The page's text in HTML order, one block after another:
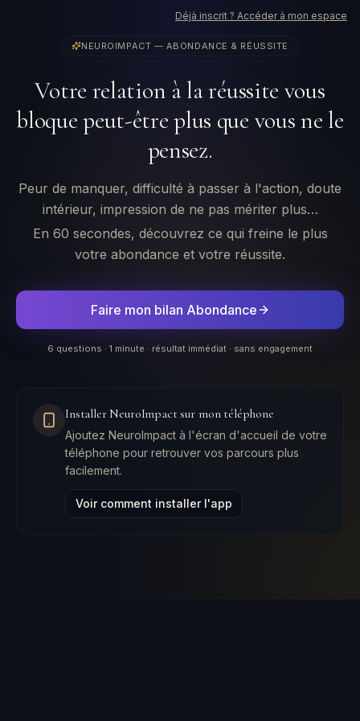
Déjà inscrit ? Accéder à mon espace
NEUROIMPACT — ABONDANCE & RÉUSSITE
Votre relation à la réussite vous
bloque peut-être plus que vous ne le
pensez.
Peur de manquer, difficulté à passer à l'action, doute
intérieur, impression de ne pas mériter plus…
En 60 secondes, découvrez ce qui freine le plus
votre abondance et votre réussite.
Faire mon bilan Abondance
6 questions · 1 minute · résultat immédiat · sans engagement
Installer NeuroImpact sur mon téléphone
Ajoutez NeuroImpact à l'écran d'accueil de votre
téléphone pour retrouver vos parcours plus
facilement.
Voir comment installer l'app